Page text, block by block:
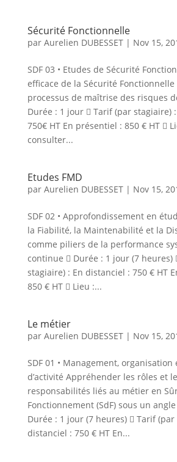
Sécurité Fonctionnelle
par Aurelien DUBESSET| Nov 15,
SDF 03 • Etudes de Sécurité
efficace de la Sécurité Fonctionnelle
processus de maîtrise des risques
Durée : 1 jour  Tarif (par stagiaire)
750€ HT En présentiel : 850 € HT 
consulter...
Etudes FMD
par Aurelien DUBESSET| Nov 15,
SDF 02 • Approfondissement en
la Fiabilité, la Maintenabilité et la
comme piliers de la performance
continue  Durée : 1 jour (7 heures)
stagiaire) : En distanciel : 750 € HT
850 € HT  Lieu :...
Le métier
par Aurelien DUBESSET| Nov 15,
SDF 01 • Management, organisation
d’activité Appréhender les rôles et
responsabilités liés au métier en
Fonctionnement (SdF) sous un
Durée : 1 jour (7 heures)  Tarif (par
distanciel : 750 € HT En...